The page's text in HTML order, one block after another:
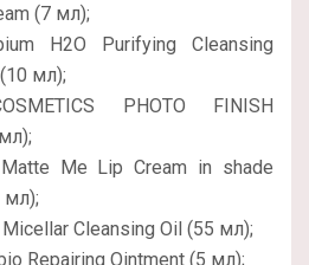
(7 мл);
H2O Purifying Cleansing
мл);
PHOTO FINISH
Me Lip Cream in shade
мл);
Micellar Cleansing Oil (55 мл);
Repairing Ointment (5 мл);